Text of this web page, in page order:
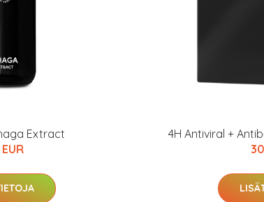
Extract
4H Antiviral +